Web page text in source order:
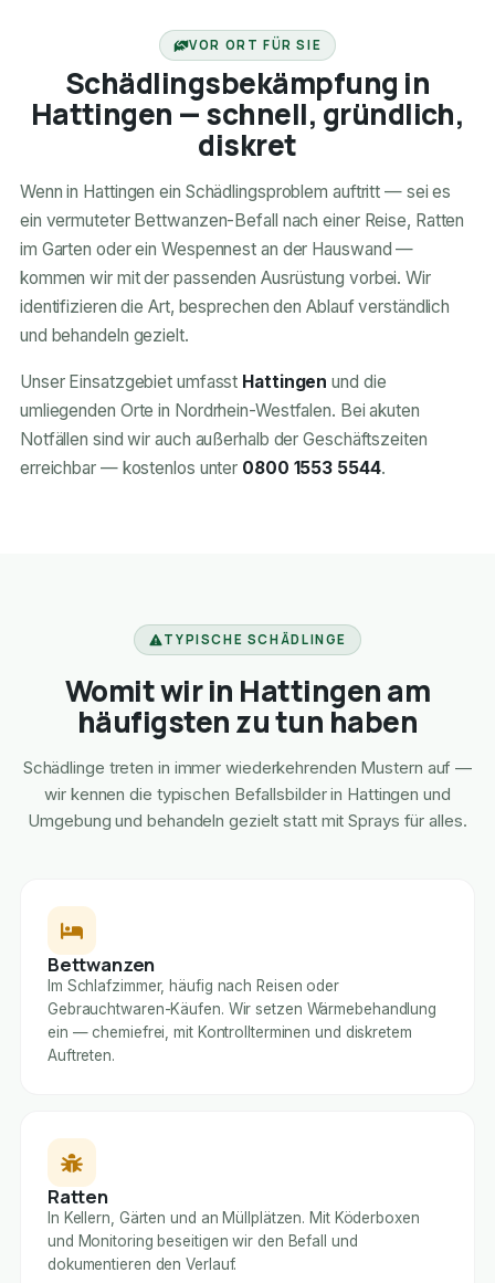
VOR ORT FÜR SIE
Schädlingsbekämpfung in
Hattingen — schnell, gründlich,
diskret
Wenn in Hattingen ein Schädlingsproblem auftritt — sei es
ein vermuteter Bettwanzen-Befall nach einer Reise, Ratten
im Garten oder ein Wespennest an der Hauswand —
kommen wir mit der passenden Ausrüstung vorbei. Wir
identifizieren die Art, besprechen den Ablauf verständlich
und behandeln gezielt.
Unser Einsatzgebiet umfasst Hattingen und die
umliegenden Orte in Nordrhein-Westfalen. Bei akuten
Notfällen sind wir auch außerhalb der Geschäftszeiten
erreichbar — kostenlos unter 0800 1553 5544.
TYPISCHE SCHÄDLINGE
Womit wir in Hattingen am
häufigsten zu tun haben
Schädlinge treten in immer wiederkehrenden Mustern auf —
wir kennen die typischen Befallsbilder in Hattingen und
Umgebung und behandeln gezielt statt mit Sprays für alles.
Bettwanzen
Im Schlafzimmer, häufig nach Reisen oder
Gebrauchtwaren-Käufen. Wir setzen Wärmebehandlung
ein — chemiefrei, mit Kontrollterminen und diskretem
Auftreten.
Ratten
In Kellern, Gärten und an Müllplätzen. Mit Köderboxen
und Monitoring beseitigen wir den Befall und
dokumentieren den Verlauf.